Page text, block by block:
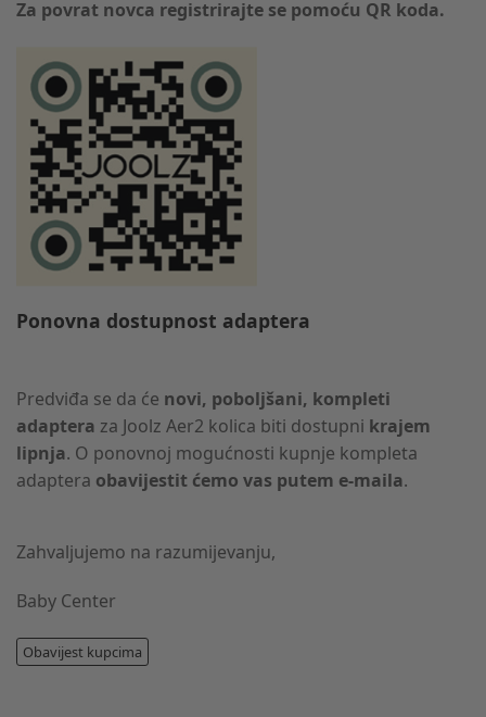
Za povrat novca registrirajte se pomoću QR koda.
Ponovna dostupnost adaptera
Predviđa se da će novi, poboljšani, kompleti
adaptera za Joolz Aer2 kolica biti dostupni krajem
lipnja. O ponovnoj mogućnosti kupnje kompleta
adaptera obavijestit ćemo vas putem e-maila.
Zahvaljujemo na razumijevanju,
Baby Center
Obavijest kupcima